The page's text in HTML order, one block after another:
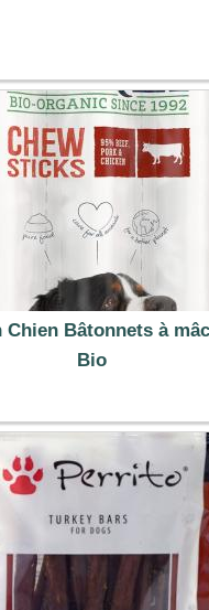
3.19 €
Chien Bâtonnets à
Bio
1.99 €